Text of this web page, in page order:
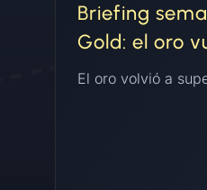
Briefing
Gold: el oro
encontrar su